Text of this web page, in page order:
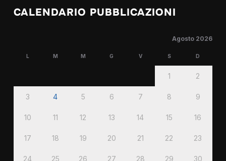
CALENDARIO PUBBLICAZIONI
Agosto 2026
L M M G V S D
1 2
3 4 5 6 7 8 9
10 11 12 13 14 15 16
17 18 19 20 21 22 23
24 25 26 27 28 29 30